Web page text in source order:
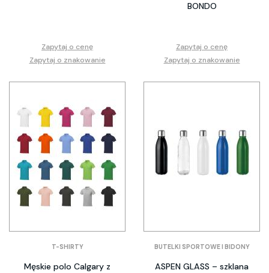
Zapytaj o cenę
Zapytaj o znakowanie
BONDO
Zapytaj o cenę
Zapytaj o znakowanie
T-SHIRTY
Męskie polo Calgary z
BUTELKI SPORTOWE I BIDONY
ASPEN GLASS – szklana